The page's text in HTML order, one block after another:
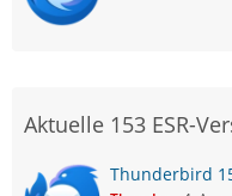
Aktuelle 153 ESR-
Thunderbird